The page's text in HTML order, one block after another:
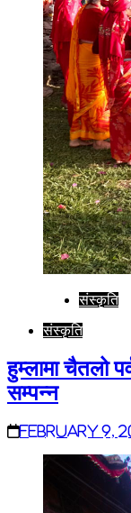
संस्कृति
संस्कृति
हुम्लामा चैतलो
सम्पन्न
February 9,